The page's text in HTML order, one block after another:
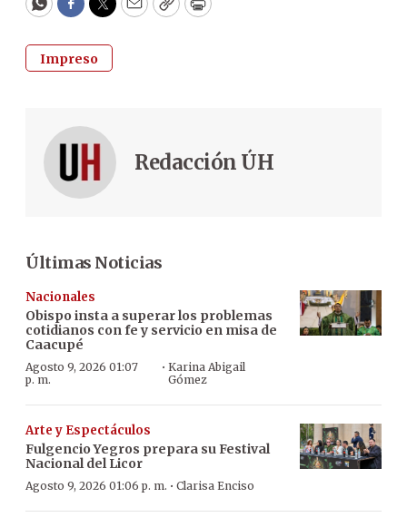
WhatsApp
Facebook
Twitter
EmailCopyPrint
Impreso
Redacción ÚH
Últimas Noticias
Nacionales
Obispo insta a superar los problemas
cotidianos con fe y servicio en misa de
Caacupé
Agosto 9, 2026 01:07
p. m.
·Karina Abigail
Gómez
Arte y Espectáculos
Fulgencio Yegros prepara su Festival
Nacional del Licor
Agosto 9, 2026 01:06 p. m. · Clarisa Enciso